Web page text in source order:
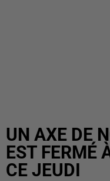
UN AXE DE
EST FERMÉ
CE JEUDI